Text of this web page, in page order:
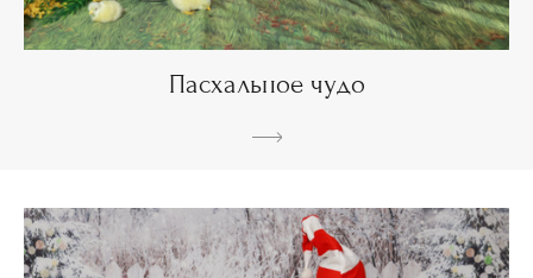
Пасхальное чудо